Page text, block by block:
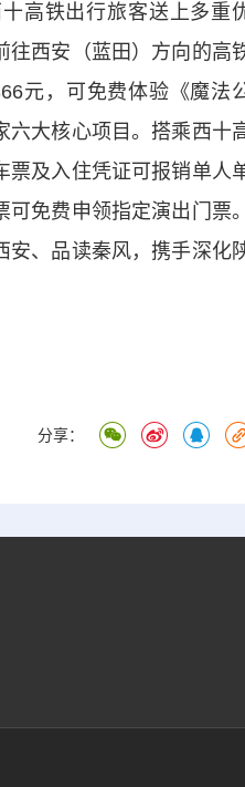
高铁出行旅客送上多重
往西安（蓝田）方向的高
元，可免费体验《魔法
六大核心项目。搭乘西十
票及入住凭证可报销单人
可免费申领指定演出门票
安、品读秦风，携手深化
分享：